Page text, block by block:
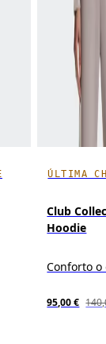
ÚLTIMA
Club
Hoodie
Conforto
95,00 €